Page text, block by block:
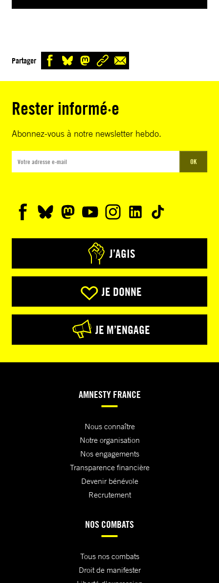
Partager
Rester informé·e
Abonnez-vous à notre newsletter hebdo.
OK
J’AGIS
JE DONNE
JE M’ENGAGE
AMNESTY FRANCE
Nous connaître
Notre organisation
Nos engagements
Transparence financière
Devenir bénévole
Recrutement
NOS COMBATS
Tous nos combats
Droit de manifester